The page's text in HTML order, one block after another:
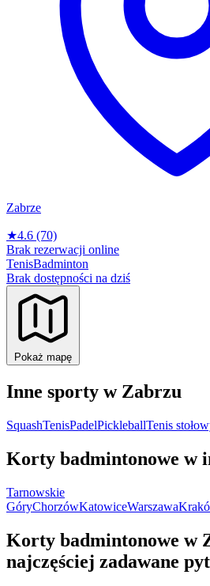
Zabrze
★4.6 (70)
Brak rezerwacji online
TenisBadminton
Brak dostępności na dziś
Pokaż mapę
Inne sporty w Zabrzu
SquashTenisPadelPickleballTenis
Korty badmintonowe w
Tarnowskie
GóryChorzówKatowiceWarszawa
Korty badmintonowe w
najczęściej zadawane